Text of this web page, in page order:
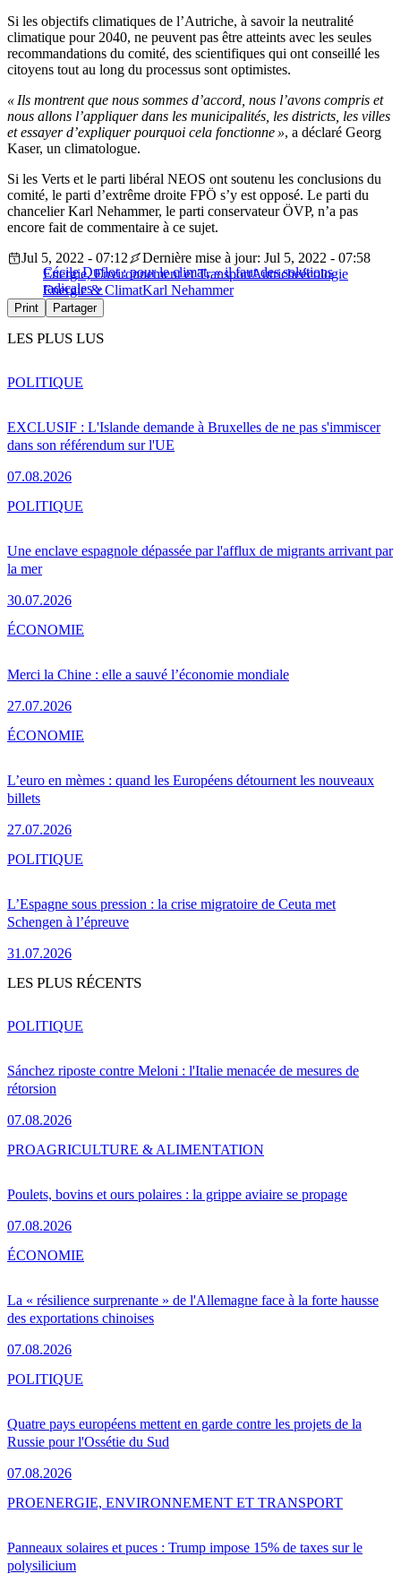
Si les objectifs climatiques de l’Autriche, à savoir la neutralité
climatique pour 2040, ne peuvent pas être atteints avec les seules
recommandations du comité, des scientifiques qui ont conseillé les
citoyens tout au long du processus sont optimistes.
« Ils montrent que nous sommes d’accord, nous l’avons compris et
nous allons l’appliquer dans les municipalités, les districts, les villes
et essayer d’expliquer pourquoi cela fonctionne », a déclaré Georg
Kaser, un climatologue.
Si les Verts et le parti libéral NEOS ont soutenu les conclusions du
comité, le parti d’extrême droite FPÖ s’y est opposé. Le parti du
chancelier Karl Nehammer, le parti conservateur ÖVP, n’a pas
encore fait de commentaire à ce sujet.
Cécile Duflot : pour le climat, « il faut des solutions
radicales »
Jul 5, 2022 - 07:12
Dernière mise à jour: Jul 5, 2022 - 07:58
Energie, Environnement et TransportAutricheécologie
Energie & ClimatKarl Nehammer
Print Partager
LES PLUS LUS
EXCLUSIF : L'Islande demande à Bruxelles de ne pas s'immiscer
dans son référendum sur l'UE
07.08.2026
POLITIQUE
Une enclave espagnole dépassée par l'afflux de migrants arrivant par
la mer
30.07.2026
POLITIQUE
Merci la Chine : elle a sauvé l’économie mondiale
27.07.2026
ÉCONOMIE
L’euro en mèmes : quand les Européens détournent les nouveaux
billets
27.07.2026
ÉCONOMIE
L’Espagne sous pression : la crise migratoire de Ceuta met
Schengen à l’épreuve
31.07.2026
POLITIQUE
LES PLUS RÉCENTS
Sánchez riposte contre Meloni : l'Italie menacée de mesures de
rétorsion
07.08.2026
POLITIQUE
Poulets, bovins et ours polaires : la grippe aviaire se propage
07.08.2026
PROAGRICULTURE & ALIMENTATION
La « résilience surprenante » de l'Allemagne face à la forte hausse
des exportations chinoises
07.08.2026
ÉCONOMIE
Quatre pays européens mettent en garde contre les projets de la
Russie pour l'Ossétie du Sud
07.08.2026
POLITIQUE
Panneaux solaires et puces : Trump impose 15% de taxes sur le
polysilicium
PROENERGIE, ENVIRONNEMENT ET TRANSPORT